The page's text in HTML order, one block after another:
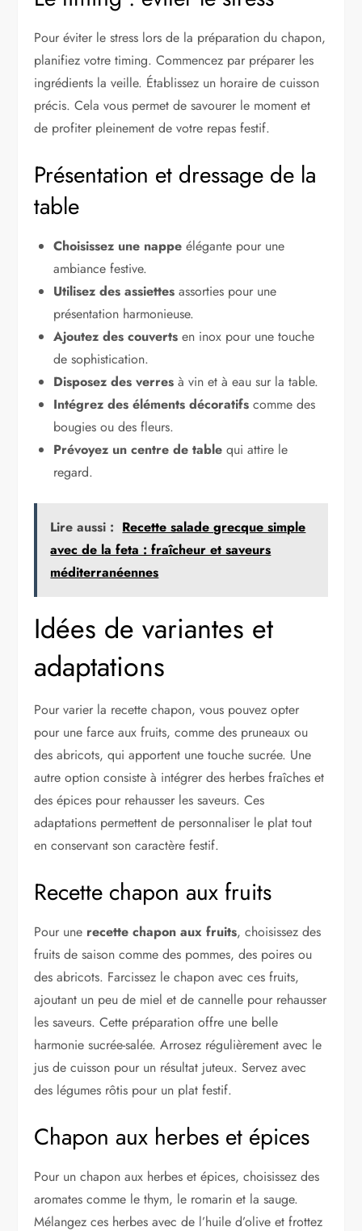
Pour éviter le stress lors de la préparation du chapon,
planifiez votre timing. Commencez par préparer les
ingrédients la veille. Établissez un horaire de cuisson
précis. Cela vous permet de savourer le moment et
de profiter pleinement de votre repas festif.
Présentation et dressage de la
table
Choisissez une nappe élégante pour une
ambiance festive.
Utilisez des assiettes assorties pour une
présentation harmonieuse.
Ajoutez des couverts en inox pour une touche
de sophistication.
Disposez des verres à vin et à eau sur la table.
Intégrez des éléments décoratifs comme des
bougies ou des fleurs.
Prévoyez un centre de table qui attire le
regard.
Lire aussi : Recette salade grecque simple
avec de la feta : fraîcheur et saveurs
méditerranéennes
Idées de variantes et
adaptations
Pour varier la recette chapon, vous pouvez opter
pour une farce aux fruits, comme des pruneaux ou
des abricots, qui apportent une touche sucrée. Une
autre option consiste à intégrer des herbes fraîches et
des épices pour rehausser les saveurs. Ces
adaptations permettent de personnaliser le plat tout
en conservant son caractère festif.
Recette chapon aux fruits
Pour une recette chapon aux fruits, choisissez des
fruits de saison comme des pommes, des poires ou
des abricots. Farcissez le chapon avec ces fruits,
ajoutant un peu de miel et de cannelle pour rehausser
les saveurs. Cette préparation offre une belle
harmonie sucrée-salée. Arrosez régulièrement avec le
jus de cuisson pour un résultat juteux. Servez avec
des légumes rôtis pour un plat festif.
Chapon aux herbes et épices
Pour un chapon aux herbes et épices, choisissez des
aromates comme le thym, le romarin et la sauge.
Mélangez ces herbes avec de l’huile d’olive et frottez